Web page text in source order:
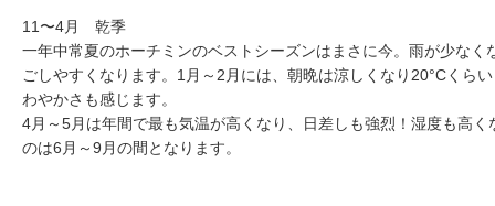
11〜4月 乾季
一年中常夏のホーチミンのベストシーズンはまさに今。雨が少なく
ごしやすくなります。1月～2月には、朝晩は涼しくなり20°Cくら
わやかさも感じます。
4月～5月は年間で最も気温が高くなり、日差しも強烈！湿度も高
のは6月～9月の間となります。